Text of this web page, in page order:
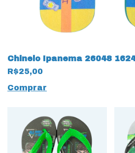
Chinelo Ipanema 26048
R$25,00
Comprar